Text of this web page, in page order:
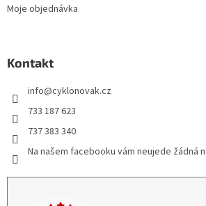
Moje objednávka
Kontakt
info@cyklonovak.cz
733 187 623
737 383 340
Na našem facebooku vám neujede žádná